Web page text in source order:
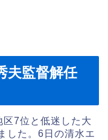
夫監督解任
7位と低迷した大
した。6日の清水エ